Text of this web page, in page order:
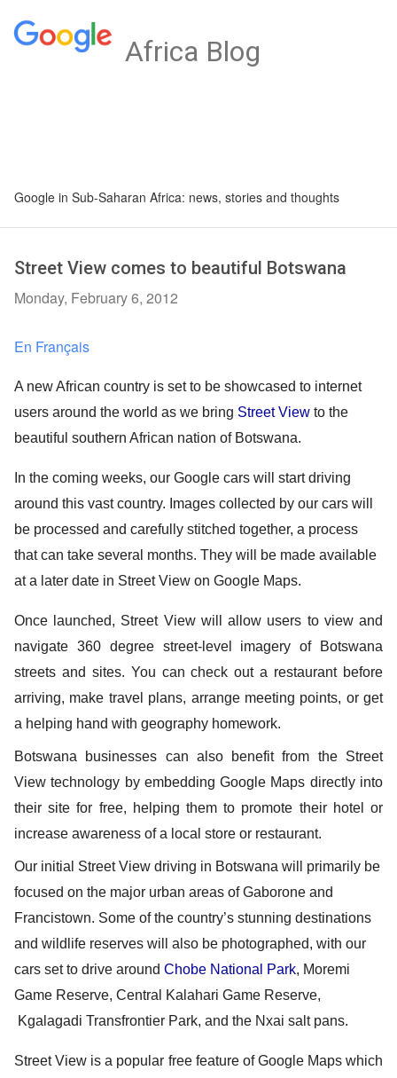
Africa Blog
Google in Sub-Saharan Africa: news, stories and thoughts
Street View comes to beautiful Botswana
Monday, February 6, 2012
En Français
A new African country is set to be showcased to internet
users around the world as we bring Street View to the
beautiful southern African nation of Botswana.
In the coming weeks, our Google cars will start driving
around this vast country. Images collected by our cars will
be processed and carefully stitched together, a process
that can take several months. They will be made available
at a later date in Street View on Google Maps.
Once launched, Street View will allow users to view and
navigate 360 degree street-level imagery of Botswana
streets and sites. You can check out a restaurant before
arriving, make travel plans, arrange meeting points, or get
a helping hand with geography homework.
Botswana businesses can also benefit from the Street
View technology by embedding Google Maps directly into
their site for free, helping them to promote their hotel or
increase awareness of a local store or restaurant.
Our initial Street View driving in Botswana will primarily be
focused on the major urban areas of Gaborone and
Francistown. Some of the country’s stunning destinations
and wildlife reserves will also be photographed, with our
cars set to drive around Chobe National Park, Moremi
Game Reserve, Central Kalahari Game Reserve,
Kgalagadi Transfrontier Park, and the Nxai salt pans.
Street View is a popular free feature of Google Maps which